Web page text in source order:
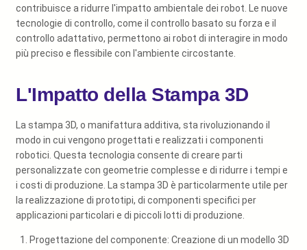
contribuisce a ridurre l'impatto ambientale dei robot. Le nuove
tecnologie di controllo, come il controllo basato su forza e il
controllo adattativo, permettono ai robot di interagire in modo
più preciso e flessibile con l'ambiente circostante.
L'Impatto della Stampa 3D
La stampa 3D, o manifattura additiva, sta rivoluzionando il
modo in cui vengono progettati e realizzati i componenti
robotici. Questa tecnologia consente di creare parti
personalizzate con geometrie complesse e di ridurre i tempi e
i costi di produzione. La stampa 3D è particolarmente utile per
la realizzazione di prototipi, di componenti specifici per
applicazioni particolari e di piccoli lotti di produzione.
Progettazione del componente: Creazione di un modello 3D